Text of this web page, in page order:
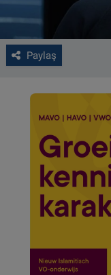
Paylaş
Çerez